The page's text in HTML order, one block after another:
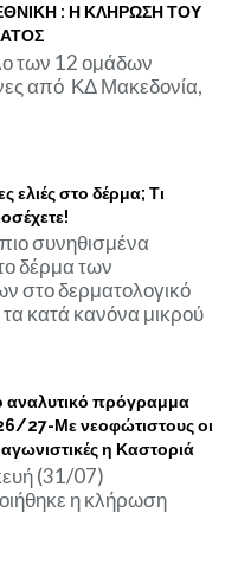
: Η ΚΛΗΡΩΣΗ ΤΟΥ
των 12 ομάδων
από ΚΔ Μακεδονία,
ελιές στο δέρμα; Τι
συνηθισμένα
δέρμα των
στο δερματολογικό
τα κατά κανόνα μικρού
αναλυτικό πρόγραμμα
27-Με νεοφώτιστους οι
η Καστοριά
(31/07)
η κλήρωση